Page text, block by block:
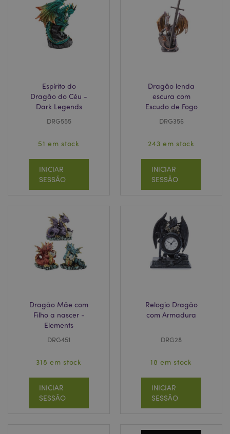
Espírito do
Dragão do Céu -
Dark Legends
DRG555
51 em stock
INICIAR
SESSÃO
Dragão lenda
escura com
Escudo de Fogo
DRG356
243 em stock
INICIAR
SESSÃO
Dragão Mãe com
Filho a nascer -
Elements
DRG451
318 em stock
INICIAR
SESSÃO
Relogio Dragão
com Armadura
DRG28
18 em stock
INICIAR
SESSÃO
mage-cache-storage-section-
Adobe Inc.
.www.puckator.pt
section_data_ids
Adobe Inc.
www.puckator.pt
Política de Privacidade da
Google